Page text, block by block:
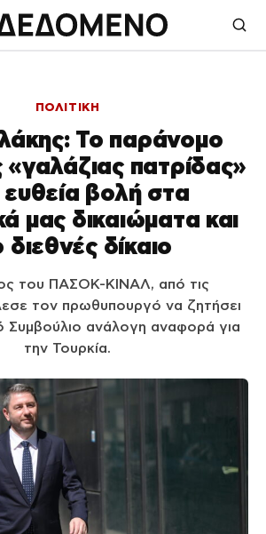
ΠΟΛΙΤΙΚΗ
Το παράνομο
πατρίδας»
ευθεία βολή στα
μας δικαιώματα και
διεθνές δίκαιο
του ΠΑΣΟΚ-ΚΙΝΑΛ, από τις
τον πρωθυπουργό να ζητήσει
Συμβούλιο ανάλογη αναφορά για
την Τουρκία.